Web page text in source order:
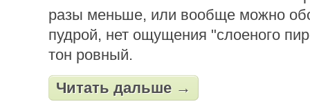
разы меньше, или вообще можно
пудрой, нет ощущения "слоеного
тон ровный.
Читать дальше →